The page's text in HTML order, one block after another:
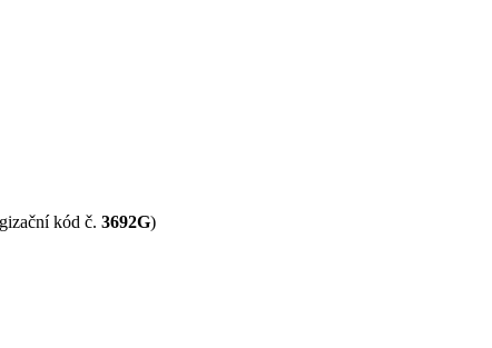
kód č.3692G)